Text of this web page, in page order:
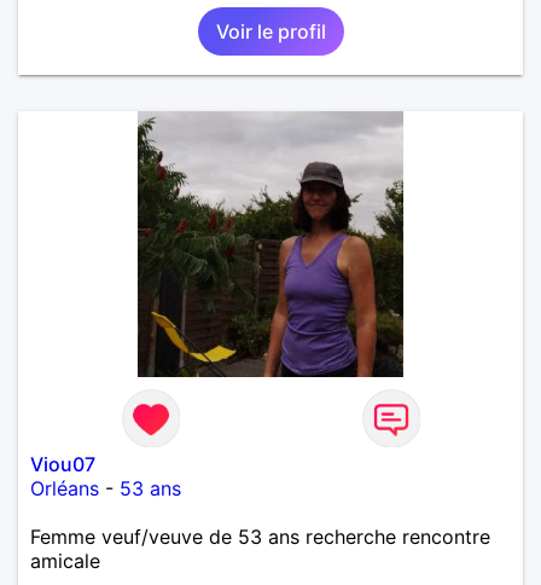
Voir le profil
Viou07
Orléans - 53 ans
Femme veuf/veuve de 53 ans recherche rencontre
amicale